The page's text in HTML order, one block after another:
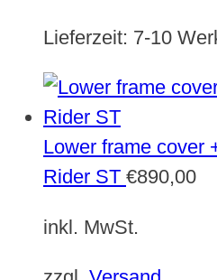
Lieferzeit: 7-10
Lower frame cover
Rider ST €890,00
inkl. MwSt.